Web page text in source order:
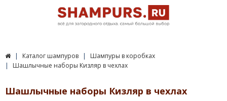
Каталог шампуров
Шампуры в коробках
Шашлычные наборы Кизляр в чехлах
Шашлычные наборы Кизляр в чехлах